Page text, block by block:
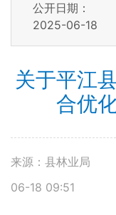
公开日期：
2025-06-18
关于平江
合优
来源：县林业局
06-18 09:51